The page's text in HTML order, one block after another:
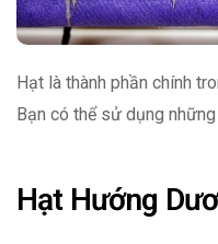
Hạt là thành phần chính
Bạn có thể sử dụng
Hạt Hướng